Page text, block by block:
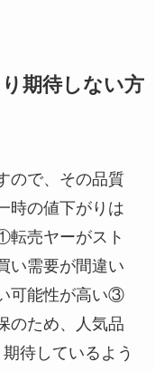
期待しない方
ので、その品質
時の値下がりは
転売ヤーがスト
い需要が間違い
可能性が高い③
のため、人気品
待しているよう